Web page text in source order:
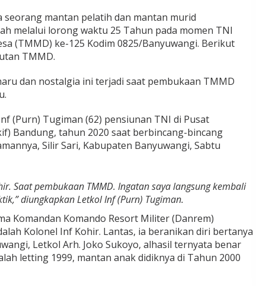
seorang mantan pelatih dan mantan murid
melalui lorong waktu 25 Tahun pada momen TNI
(TMMD) ke-125 Kodim 0825/Banyuwangi. Berikut
TMMD.
dan nostalgia ini terjadi saat pembukaan TMMD
(Purn) Tugiman (62) pensiunan TNI di Pusat
Bandung, tahun 2020 saat berbincang-bincang
Silir Sari, Kabupaten Banyuwangi, Sabtu
Saat pembukaan TMMD. Ingatan saya langsung kembali
diungkapkan Letkol Inf (Purn) Tugiman.
Komandan Komando Resort Militer (Danrem)
Kolonel Inf Kohir. Lantas, ia beranikan diri bertanya
Letkol Arh. Joko Sukoyo, alhasil ternyata benar
letting 1999, mantan anak didiknya di Tahun 2000